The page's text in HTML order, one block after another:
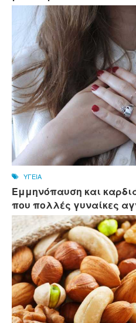
ΥΓΕΙΑ
Εμμηνόπαυση και
που πολλές γυναίκες